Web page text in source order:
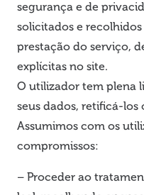
segurança e de
solicitados e recolhidos
prestação do serviço,
explícitas no site.
O utilizador tem plena
seus dados, retificá-los
Assumimos com os
compromissos:
– Proceder ao